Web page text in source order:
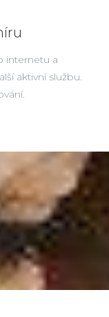
internetu a
aktivní službu.